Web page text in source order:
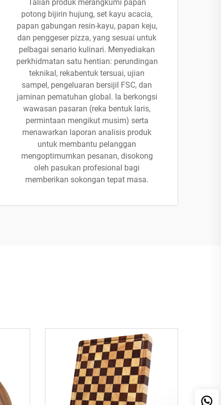
Talian produk merangkumi papan
potong bijirin hujung, set kayu acacia,
papan gabungan resin-kayu, papan keju,
dan penggeser pizza, yang sesuai untuk
pelbagai senario kulinari. Menyediakan
perkhidmatan satu hentian: perundingan
teknikal, rekabentuk tersuai, ujian
sampel, pengeluaran bersijil FSC, dan
jaminan pematuhan global. Ia berkongsi
wawasan pasaran (reka bentuk laris,
permintaan mengikut musim) serta
menawarkan laporan analisis produk
untuk membantu pelanggan
mengoptimumkan pesanan, disokong
oleh pasukan profesional bagi
memberikan sokongan tepat masa.